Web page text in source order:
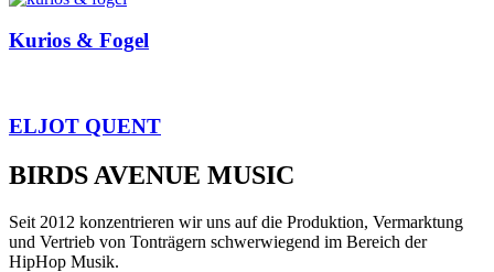
Kurios & Fogel
ELJOT QUENT
BIRDS AVENUE MUSIC
Seit 2012 konzentrieren wir uns auf die Produktion, Vermarktung
und Vertrieb von Tonträgern schwerwiegend im Bereich der
HipHop Musik.